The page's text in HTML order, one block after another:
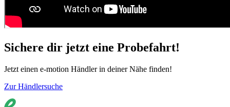
Sichere dir jetzt eine Probefahrt!
Jetzt einen e-motion Händler in deiner Nähe finden!
Zur Händlersuche